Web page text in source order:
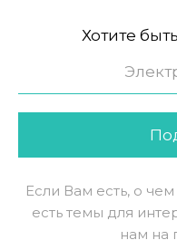
Хотите
Если Вам есть, о
есть темы для
нам на